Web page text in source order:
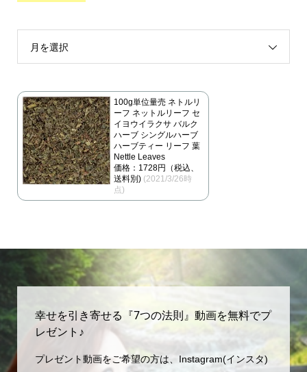
月を選択
100g単位量売 ネトルリ
ーフ ネットルリーフ セ
イヨウイラクサ バルク
ハーブ シングルハーブ
ハーブティー リーフ 葉
Nettle Leaves
価格：1728円（税込、
送料別) (2021/3/26時
点)
幸せを引き寄せる『7つの法則』動画を無料でプ
レゼント♪
プレゼント動画をご希望の方は、Instagram(インスタ)